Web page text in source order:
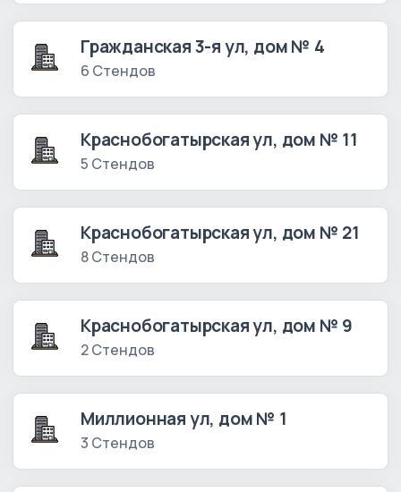
Гражданская 3-я ул, дом № 4
6 Стендов
Краснобогатырская ул, дом № 11
5 Стендов
Краснобогатырская ул, дом № 21
8 Стендов
Краснобогатырская ул, дом № 9
2 Стендов
Миллионная ул, дом № 1
3 Стендов